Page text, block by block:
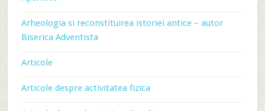
Arheologia si reconstituirea istoriei antice – autor
Biserica Adventista
Articole
Articole despre activitatea fizica